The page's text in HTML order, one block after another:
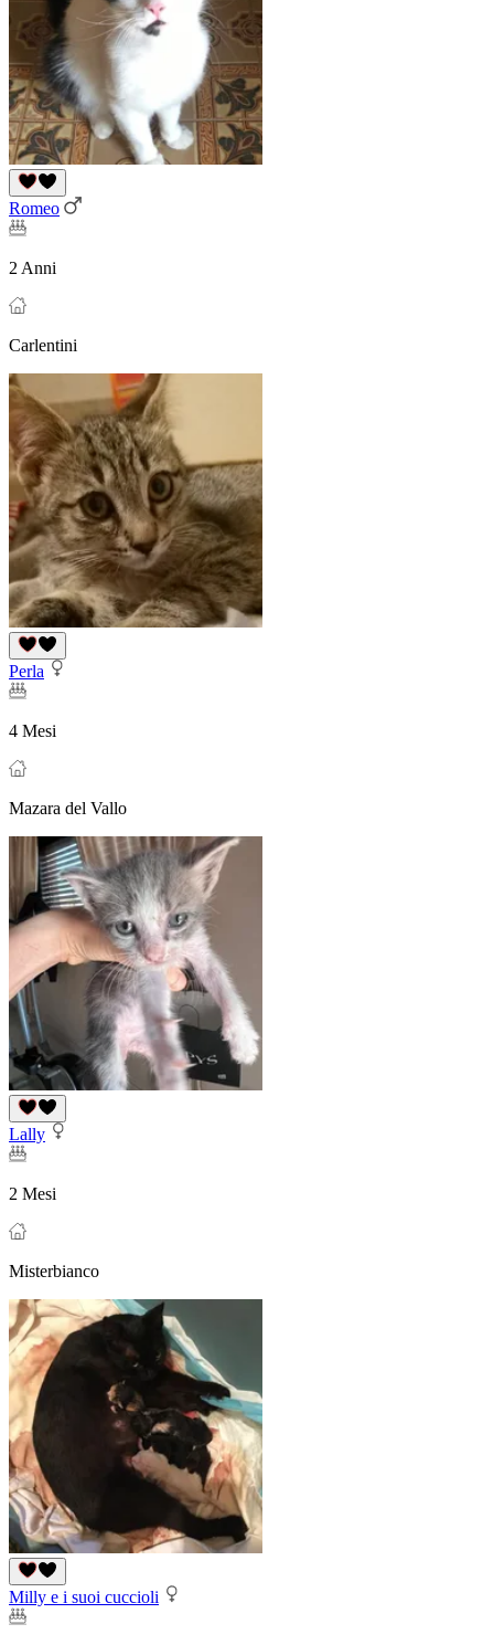
Romeo
2 Anni
Carlentini
Perla
4 Mesi
Mazara del Vallo
Lally
2 Mesi
Misterbianco
Milly e i suoi cuccioli